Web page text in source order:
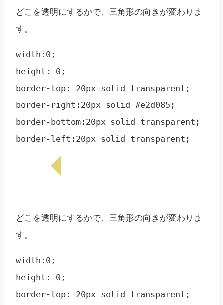
どこを透明にするかで、三角形の向きが変わりま
す。
width:0;
height: 0;
border-top: 20px solid transparent;
border-right:20px solid #e2d085;
border-bottom:20px solid transparent;
どこを透明にするかで、三角形の向きが変わりま
す。
width:0;
height: 0;
border-top: 20px solid transparent;